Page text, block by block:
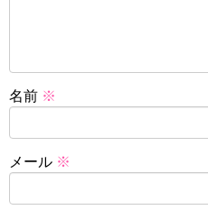
名前 ※
メール ※